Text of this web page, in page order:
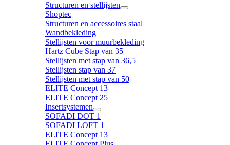
Structuren en stellijsten
Shoptec
Structuren en accessoires staal
Wandbekleding
Stellijsten voor muurbekleding
Hartz Cube Stap van 35
Stellijsten met stap van 36,5
Stellijsten stap van 37
Stellijsten met stap van 50
ELITE Concept 13
ELITE Concept 25
Insertsystemen
SOFADI DOT 1
SOFADI LOFT 1
ELITE Concept 13